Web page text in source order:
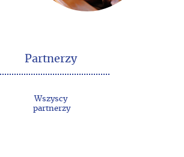
Partnerzy
Wszyscy
partnerzy